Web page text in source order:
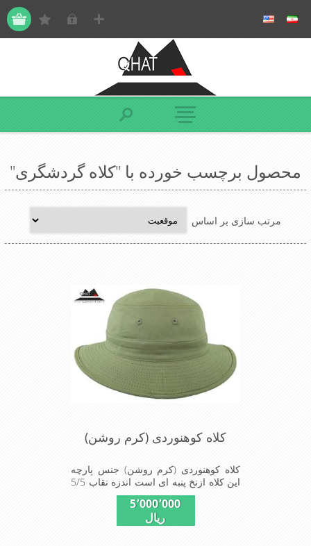
محصول برچسب خورده با "کلاه گردشگری"
مرتب سازی بر اساس
کلاه کوهنوردی (کرم روشن)
کلاه کوهنوردی (کرم روشن) جنس پارچه
این کلاه ازنخ پنبه ای است اندزه نقاب 5/5
سانتیمتر است این کلاه مخصوص
گردشگری کوهنوردی و پیاده روی های
طولانی مدت است سبک و دارای لبه های
5٬000٬000
ریال